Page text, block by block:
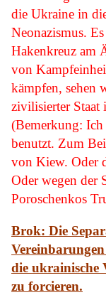
die Ukraine in
Neonazismus.
Hakenkreuz am
von
kämpfen, sehen
zivilisierter Staat
(Bemerkung: Ich
benutzt. Zum
von Kiew. Oder
Oder wegen der
Poroschenkos
Brok: Die
die ukrainische
zu forcieren.